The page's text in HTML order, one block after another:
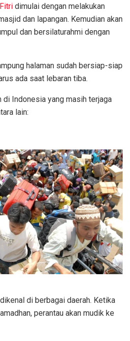
dimulai dengan melakukan
dan lapangan. Kemudian akan
dan bersilaturahmi dengan
halaman sudah bersiap-siap
ada saat lebaran tiba.
Indonesia yang masih terjaga
lain:
di berbagai daerah. Ketika
perantau akan mudik ke